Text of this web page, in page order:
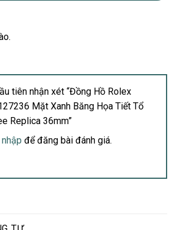
tiên nhận xét “Đồng Hồ Rolex
Mặt Xanh Băng Họa Tiết Tổ
Replica 36mm”
để đăng bài đánh giá.